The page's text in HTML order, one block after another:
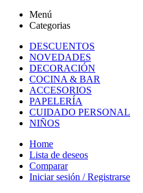
Menú
Categorias
DESCUENTOS
NOVEDADES
DECORACIÓN
COCINA & BAR
ACCESORIOS
PAPELERÍA
CUIDADO PERSONAL
NIÑOS
Home
Lista de deseos
Comparar
Iniciar sesión / Registrarse